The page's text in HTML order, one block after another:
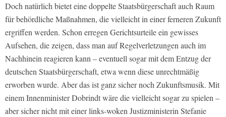
Doch natürlich bietet eine doppelte Staatsbürgerschaft auch Raum
für behördliche Maßnahmen, die vielleicht in einer ferneren Zukunft
ergriffen werden. Schon erregen Gerichtsurteile ein gewisses
Aufsehen, die zeigen, dass man auf Regelverletzungen auch im
Nachhinein reagieren kann – eventuell sogar mit dem Entzug der
deutschen Staatsbürgerschaft, etwa wenn diese unrechtmäßig
erworben wurde. Aber das ist ganz sicher noch Zukunftsmusik. Mit
einem Innenminister Dobrindt wäre die vielleicht sogar zu spielen –
aber sicher nicht mit einer links-woken Justizministerin Stefanie